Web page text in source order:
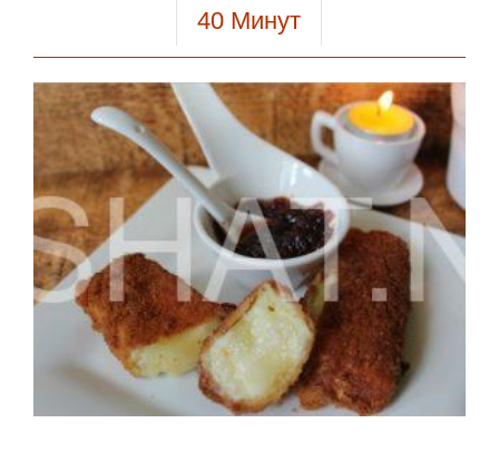
40 Минут